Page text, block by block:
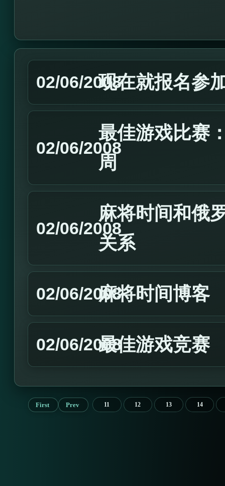
02/06/2008现在就报名参
02/06/2008
最佳游戏比赛
周
02/06/2008
麻将时间和俄
关系
02/06/2008麻将时间博客
02/06/2008最佳游戏竞赛
First Prev 11 12 13 14